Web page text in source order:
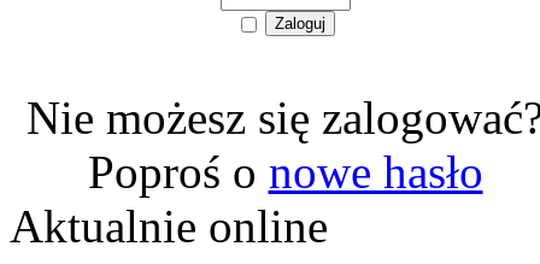
Nie możesz się
Poproś o nowe hasło
Aktualnie online